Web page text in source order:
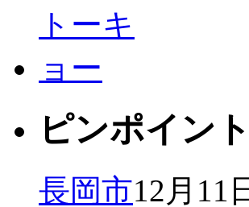
ピンポイン
長岡市12月11